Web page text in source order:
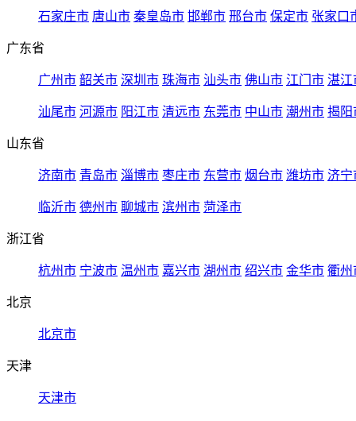
石家庄市 唐山市 秦皇岛市 邯郸市 邢台市 保定市 张家口
广东省
广州市 韶关市 深圳市 珠海市 汕头市 佛山市 江门市 湛江
汕尾市 河源市 阳江市 清远市 东莞市 中山市 潮州市 揭阳
山东省
济南市 青岛市 淄博市 枣庄市 东营市 烟台市 潍坊市 济宁
临沂市 德州市 聊城市 滨州市 菏泽市
浙江省
杭州市 宁波市 温州市 嘉兴市 湖州市 绍兴市 金华市 衢州
北京
北京市
天津
天津市